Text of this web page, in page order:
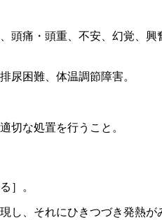
痛・頭重、不安、幻覚、興
尿困難、体温調節障害。
］。
切な処置を行うこと。
、それにひきつづき発熱